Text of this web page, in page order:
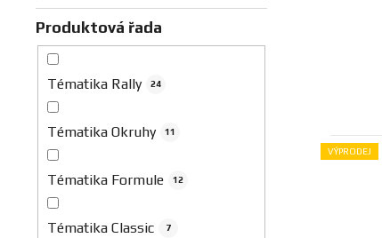
Produktová řada
Tématika Rally 24
Tématika Okruhy 11
Tématika Formule 12
Tématika Classic 7
VÝPRODEJ